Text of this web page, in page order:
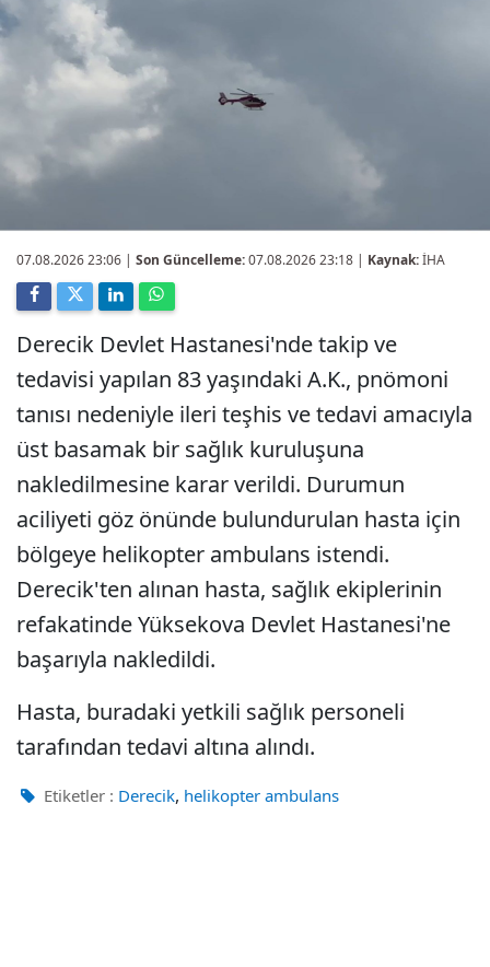
07.08.2026 23:06 | Son Güncelleme:07.08.2026 23:18 | Kaynak:İHA
Derecik Devlet Hastanesi'nde takip ve
tedavisi yapılan 83 yaşındaki A.K., pnömoni
tanısı nedeniyle ileri teşhis ve tedavi amacıyla
üst basamak bir sağlık kuruluşuna
nakledilmesine karar verildi. Durumun
aciliyeti göz önünde bulundurulan hasta için
bölgeye helikopter ambulans istendi.
Derecik'ten alınan hasta, sağlık ekiplerinin
refakatinde Yüksekova Devlet Hastanesi'ne
başarıyla nakledildi.
Hasta, buradaki yetkili sağlık personeli
tarafından tedavi altına alındı.
Etiketler : Derecik, helikopter ambulans